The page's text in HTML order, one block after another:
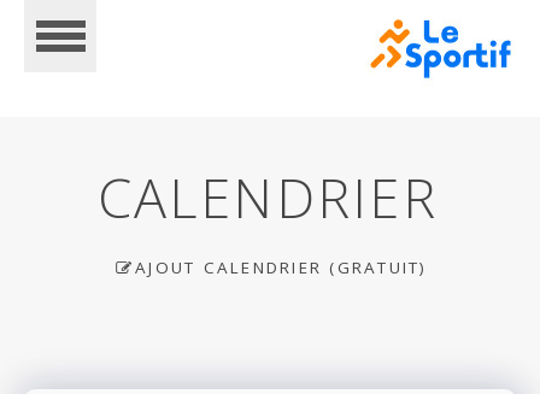
CALENDRIER
AJOUT CALENDRIER (GRATUIT)